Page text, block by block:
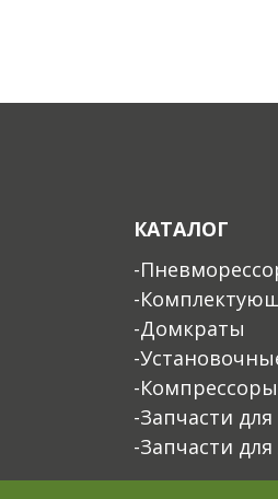
КАТАЛОГ
-
-
-Домкраты
-
-Компрессоры
-Запчасти
-Запчасти